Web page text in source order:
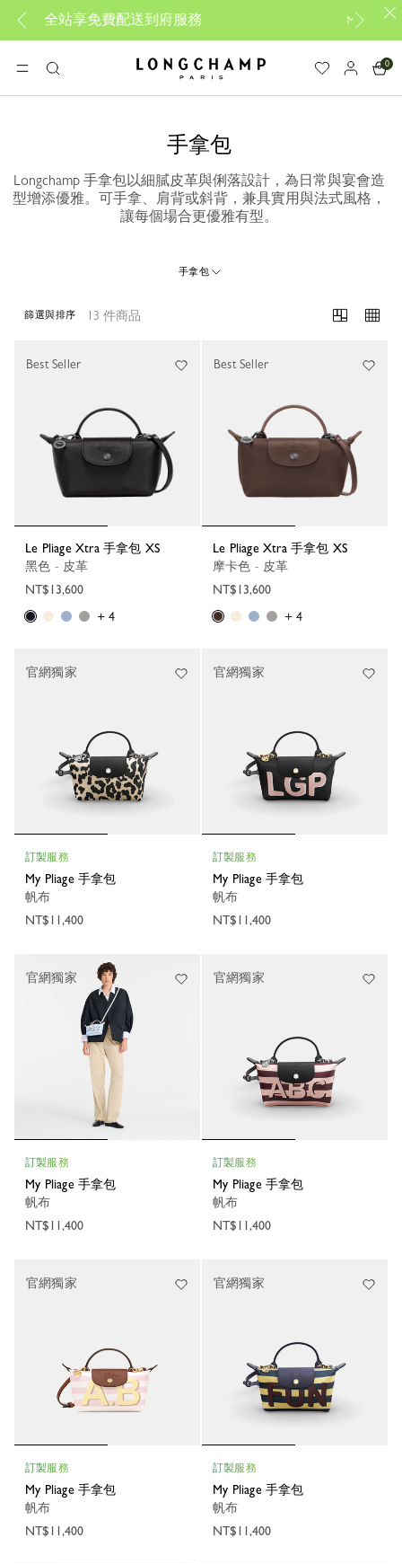
費配送到府服務 My Pliage 經典再現，立即創
選單
搜
尋
Longchamp - Home
0
手拿包
Longchamp 手拿包以細膩皮革與俐落設計，為日常與宴會造
型增添優雅。可手拿、肩背或斜背，兼具實用與法式風格，
讓每個場合更優雅有型。
手拿包
13 件商品
篩選與排序
Le Pliage Xtra 手拿包 XS
黑色 - 皮革
NT$13,600
+ 4
Best Seller
Le Pliage Xtra 手拿包 XS
摩卡色 - 皮革
NT$13,600
+ 4
Best Seller
訂製服務
My Pliage 手拿包
帆布
NT$11,400
官網獨家
訂製服務
My Pliage 手拿包
帆布
NT$11,400
官網獨家
訂製服務
My Pliage 手拿包
帆布
NT$11,400
官網獨家
訂製服務
My Pliage 手拿包
帆布
NT$11,400
官網獨家
訂製服務
My Pliage 手拿包
帆布
NT$11,400
官網獨家
訂製服務
My Pliage 手拿包
帆布
NT$11,400
官網獨家